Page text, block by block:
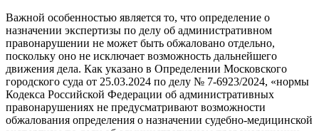
Важной особенностью является то, что определение о
назначении экспертизы по делу об административном
правонарушении не может быть обжаловано отдельно,
поскольку оно не исключает возможность дальнейшего
движения дела. Как указано в Определении Московского
городского суда от 25.03.2024 по делу № 7-6923/2024, «нормы
Кодекса Российской Федерации об административных
правонарушениях не предусматривают возможности
обжалования определения о назначении судебно-медицинской